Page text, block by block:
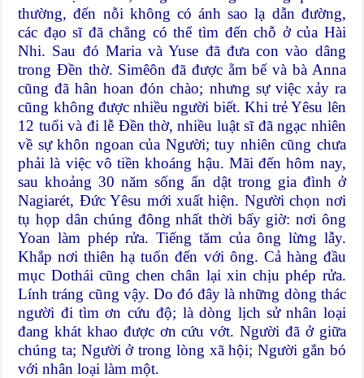
thường, đến nỗi không có ánh sao lạ dẫn đường,
các đạo sĩ đã chẳng có thể tìm đến chỗ ở của Hài
Nhi. Sau đó Maria và Yuse đã đưa con vào dâng
trong Ðền thờ. Simêôn đã được ẵm bế và bà Anna
cũng đã hân hoan đón chào; nhưng sự việc xảy ra
cũng không được nhiều người biết. Khi trẻ Yêsu lên
12 tuổi và đi lễ Ðền thờ, nhiều luật sĩ đã ngạc nhiên
về sự khôn ngoan của Người; tuy nhiên cũng chưa
phải là việc vô tiền khoáng hậu. Mãi đến hôm nay,
sau khoảng 30 năm sống ẩn dật trong gia đình ở
Nagiarét, Ðức Yêsu mới xuất hiện. Người chọn nơi
tụ họp dân chúng đông nhất thời bấy giờ: nơi ông
Yoan làm phép rửa. Tiếng tăm của ông lừng lẫy.
Khắp nơi thiên hạ tuốn đến với ông. Cả hàng đầu
mục Dothái cũng chen chân lại xin chịu phép rửa.
Lính tráng cũng vậy. Do đó đây là những dòng thác
người đi tìm ơn cứu độ; là dòng lịch sử nhân loại
đang khát khao được ơn cứu vớt. Người đã ở giữa
chúng ta; Người ở trong lòng xã hội; Người gắn bó
với nhân loại làm một.